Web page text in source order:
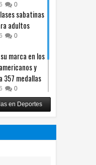
0
sabatinas
adultos
0
marca en los
y
357 medallas
0
llevará la
de Muertos a
en Deportes